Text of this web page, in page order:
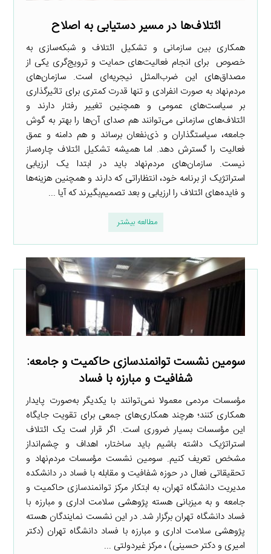
ائتلاف‌ها در مسیر دستیابی به اصلاح
همکاری بین سازمانی و تشکیل ائتلاف و شبکه‌سازی به
خصوص برای انجام فعالیت‌های حمایت و ترویج‌گری یکی از
مصداق‌های این ضرب‌المثل نیجریه‌ای است. سازمان‌های
مردم‌نهاد به صورت انفرادی و تنها قدرت کمتری برای تاثیرگذاری
بر سیاست‌های عمومی و همچنین تغییر رفتار دارند و
ائتلاف‌های سازمانی می‌توانند هم صدای آن‌ها را بهتر به گوش
جامعه، سیاستگذاران و ذی‌نفعان برساند و هم دامنه و عمق
فعالیت را گسترش دهد. اما همیشه تشکیل ائتلاف چاره‌ساز
نیست. سازمان‌های مردم‌نهاد باید در ابتدا یک ارزیابی
استراتژیک از برنامه خود، انتظاراتی که دارند و همچنین هزینه‌ها
و فایده‌های ائتلاف را ارزیابی و بعد تصمیم‌بگیرند که آیا ...
مطالعه بیشتر
سومین نشست توانمندسازی حاکمیت و جامعه:
شفافیت و مبارزه با فساد
مؤسسات مردمی معمولا نمی‌توانند با یکدیگر به‌صورت پایدار
همکاری کنند؛ هرچند همکاری‌های جمعی برای تقویت جایگاه
این مؤسسات بسیار ضروری است. اگر قرار است یک ائتلاف
استراتژیک داشته باشیم باید ساختار، اهداف و چشم‌انداز
مشخص تعریف کنیم. سومین نشست مؤسسات مردم‌نهاد و
تحقیقاتی فعال در حوزه شفافیت و مقابله با فساد در دانشکده
مدیریت دانشگاه تهران، به ابتکار مرکز توانمندسازی حاکمیت و
جامعه و به میزبانی هسته پژوهشی سلامت اداری و مبارزه با
فساد دانشگاه تهران برگزار شد. در این نشست نمایندگان هسته
پژوهشی سلامت اداری و مبارزه با فساد دانشگاه تهران (دکتر
امیری و دکتر حسینی) ، مرکز غیردولتی ...